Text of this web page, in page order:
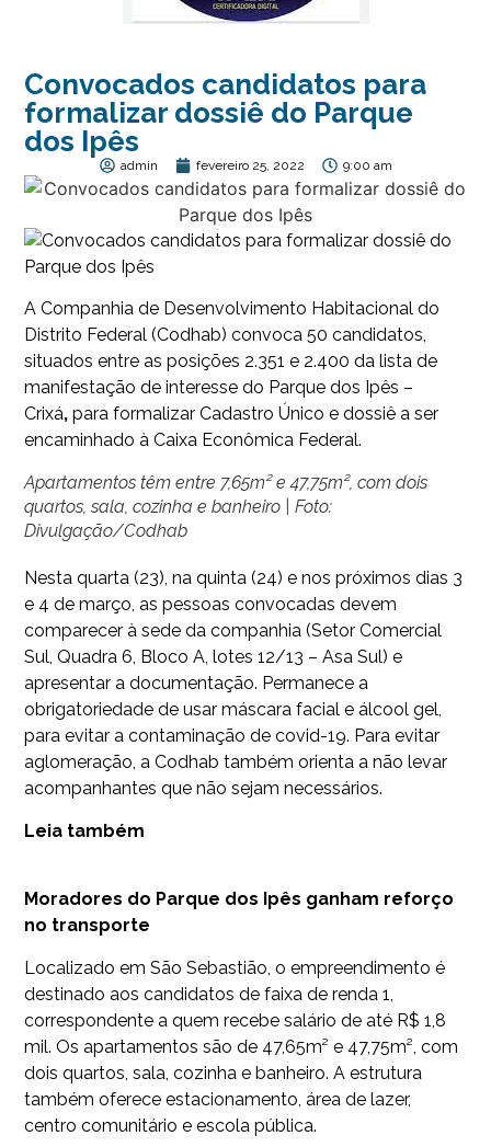
Convocados candidatos para
formalizar dossiê do Parque
dos Ipês
admin fevereiro 25, 2022 9:00 am
A Companhia de Desenvolvimento Habitacional do
Distrito Federal (Codhab) convoca 50 candidatos,
situados entre as posições 2.351 e 2.400 da lista de
manifestação de interesse do Parque dos Ipês –
Crixá, para formalizar Cadastro Único e dossiê a ser
encaminhado à Caixa Econômica Federal.
Apartamentos têm entre 7,65m² e 47,75m², com dois
quartos, sala, cozinha e banheiro | Foto:
Divulgação/Codhab
Nesta quarta (23), na quinta (24) e nos próximos dias 3
e 4 de março, as pessoas convocadas devem
comparecer à sede da companhia (Setor Comercial
Sul, Quadra 6, Bloco A, lotes 12/13 – Asa Sul) e
apresentar a documentação. Permanece a
obrigatoriedade de usar máscara facial e álcool gel,
para evitar a contaminação de covid-19. Para evitar
aglomeração, a Codhab também orienta a não levar
acompanhantes que não sejam necessários.
Leia também
Moradores do Parque dos Ipês ganham reforço
no transporte
Localizado em São Sebastião, o empreendimento é
destinado aos candidatos de faixa de renda 1,
correspondente a quem recebe salário de até R$ 1,8
mil. Os apartamentos são de 47,65m² e 47,75m², com
dois quartos, sala, cozinha e banheiro. A estrutura
também oferece estacionamento, área de lazer,
centro comunitário e escola pública.